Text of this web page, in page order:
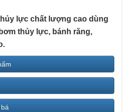
lực chất lượng cao dùng
thủy lực, bánh răng,